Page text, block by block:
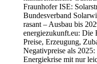
Fraunhofer ISE:
Bundesverband
rasant – Ausbau bis
energiezukunft.eu: Die
Preise, Erzeugung,
Negativpreise als
Energiekrise mit nur